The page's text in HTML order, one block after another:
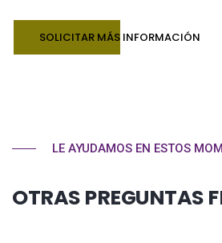
SOLICITAR MÁS INFORMACIÓN
LE AYUDAMOS EN ESTOS
OTRAS PREGUNTAS